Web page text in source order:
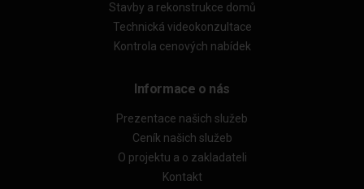
Stavby a rekonstrukce domů
Technická videokonzultace
Kontrola cenových nabídek
Informace o nás
Prezentace našich služeb
Ceník našich služeb
O projektu a o zakladateli
Kontakt